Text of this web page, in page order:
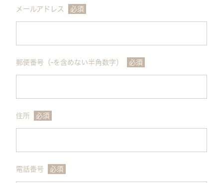
メールアドレス 必須
郵便番号（-を含めない半角数字） 必須
住所 必須
電話番号 必須